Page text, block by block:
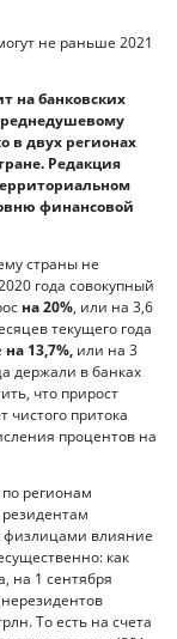
на банковских
в двух регионах
Редакция
финансовой
страны не
года совокупный
на 20%, или на 3,6
текущего года
на 13,7%, или на 3
держали в банках
что прирост
чистого притока
процентов на
регионам
физлицами влияние
как
на 1 сентября
То есть на счета